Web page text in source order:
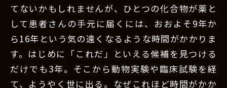
てないかもしれませんが、ひとつの化合物が薬と
して患者さんの手元に届くには、おおよそ9年か
ら16年という気の遠くなるような時間がかかりま
す。はじめに「これだ」といえる候補を見つける
だけでも3年。そこから動物実験や臨床試験を経
て、ようやく世に出る。なぜこれほど時間がかか